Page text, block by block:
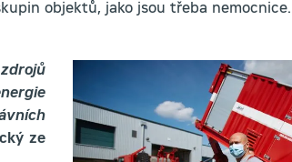
objektů, jako jsou třeba nemocnice.
ze